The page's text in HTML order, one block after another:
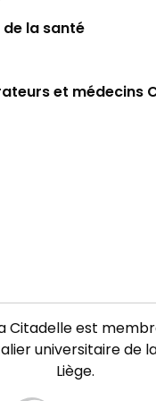
la santé
et médecins
Citadelle est
universitaire de
Liège.